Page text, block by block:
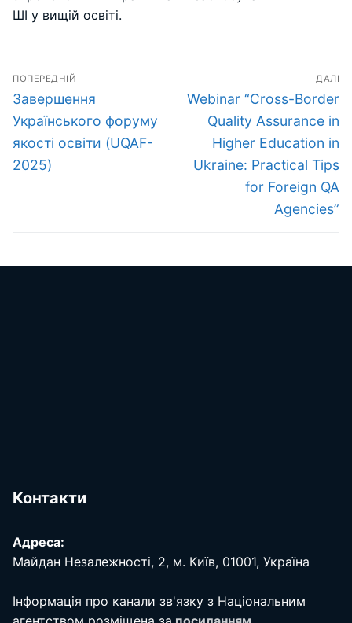
ШІ у вищій освіті.
Навігація
записів
ПОПЕРЕДНІЙ
Попередній
запис:
Завершення
Українського форуму
якості освіти (UQAF-
2025)
ДАЛІ
Наступний
запис:
Webinar “Cross-Border
Quality Assurance in
Higher Education in
Ukraine: Practical Tips
for Foreign QA
Agencies”
Контакти
Адреса:
Майдан Незалежності, 2, м. Київ, 01001, Україна
Інформація про канали зв'язку з Національним